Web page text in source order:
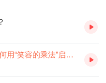
从 2 到 1600 万：看 Toyota 如何用“笑容的乘法”启动未来城市